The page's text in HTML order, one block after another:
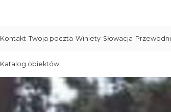
Kontakt Twoja poczta Winiety Słowacja
Katalog obiektów